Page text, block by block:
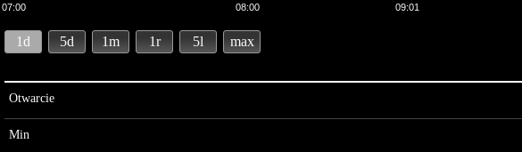
07:00 08:00 09:01
1d 5d 1m 1r 5l max
Otwarcie
Min